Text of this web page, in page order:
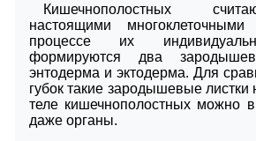
Кишечнополостных
настоящими
процессе их
формируются два
энтодерма и эктодерма. Для
губок такие зародышевые листки
теле кишечнополостных можно
даже органы.